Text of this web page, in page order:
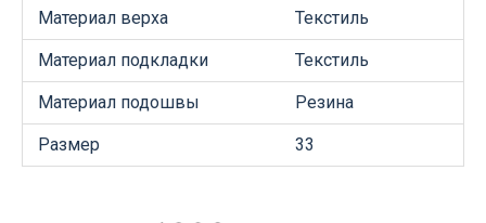
Материал верха Текстиль
Материал подкладки Текстиль
Материал подошвы Резина
Размер 33